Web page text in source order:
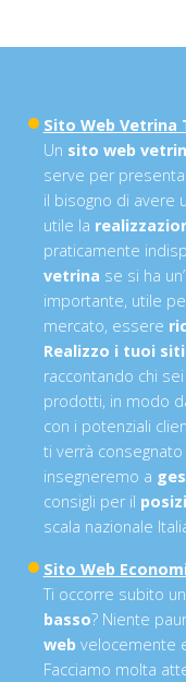
Sito Web Vetrina
Un sito web
serve per
il bisogno di avere
utile la
praticamente
vetrina se si ha
importante, utile
mercato, essere
Realizzo i tuoi
raccontando chi
prodotti, in modo
con i potenziali
ti verrà
insegneremo a
consigli per il
scala nazionale
Sito Web
Ti occorre subito un
basso? Niente
web velocemente
Facciamo molta